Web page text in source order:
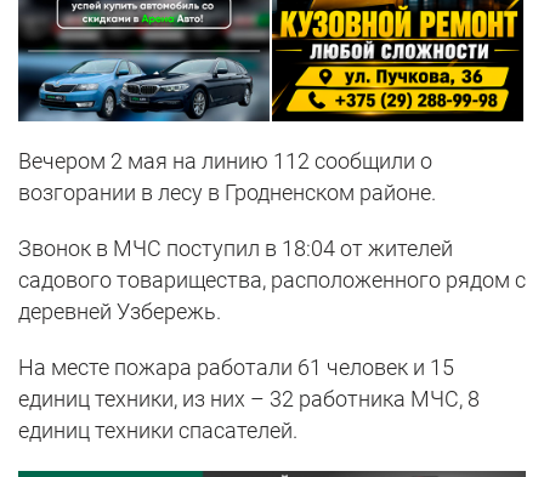
Вечером 2 мая на линию 112 сообщили о
возгорании в лесу в Гродненском районе.
Звонок в МЧС поступил в 18:04 от жителей
садового товарищества, расположенного рядом с
деревней Узбережь.
На месте пожара работали 61 человек и 15
единиц техники, из них – 32 работника МЧС, 8
единиц техники спасателей.